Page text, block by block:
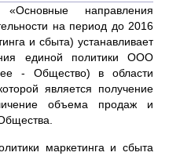
направления
на период до 2016
и сбыта) устанавливает
единой политики ООО
- Общество) в области
является получение
объема продаж и
маркетинга и сбыта